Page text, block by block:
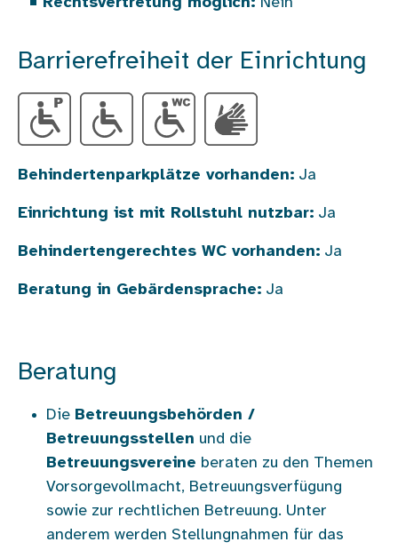
Barrierefreiheit der Einrichtung
Behindertenparkplätze vorhanden: Ja
Einrichtung ist mit Rollstuhl nutzbar: Ja
Behindertengerechtes WC vorhanden: Ja
Beratung in Gebärdensprache: Ja
Beratung
Die Betreuungsbehörden /
Betreuungsstellen und die
Betreuungsvereine beraten zu den Themen
Vorsorgevollmacht, Betreuungsverfügung
sowie zur rechtlichen Betreuung. Unter
anderem werden Stellungnahmen für das